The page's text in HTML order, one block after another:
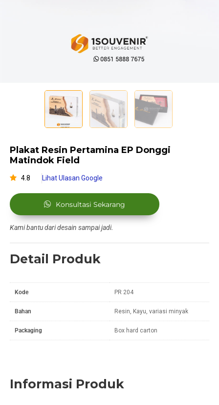
Plakat Resin Pertamina EP Donggi
Matindok Field
4.8 Lihat Ulasan Google
Konsultasi Sekarang
Kami bantu dari desain sampai jadi.
Detail Produk
Kode PR 204
Bahan Resin, Kayu, variasi minyak
Packaging Box hard carton
Informasi Produk